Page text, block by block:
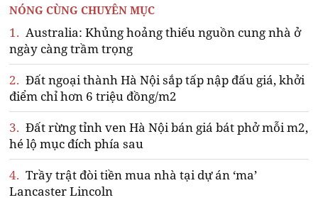
NÓNG CÙNG CHUYÊN MỤC
1. Australia: Khủng hoảng thiếu nguồn cung nhà ở
ngày càng trầm trọng
2. Đất ngoại thành Hà Nội sắp tấp nập đấu giá, khởi
điểm chỉ hơn 6 triệu đồng/m2
3. Đất rừng tỉnh ven Hà Nội bán giá bát phở mỗi m2,
hé lộ mục đích phía sau
4. Trầy trật đòi tiền mua nhà tại dự án ‘ma’
Lancaster Lincoln